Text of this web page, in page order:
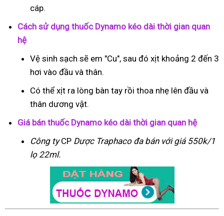
cáp.
Cách sử dụng thuốc Dynamo kéo dài thời gian quan
hệ
Vệ sinh sạch sẽ em "Cu", sau đó xịt khoảng 2 đến 3
hơi vào đầu và thân.
Có thể xịt ra lòng bàn tay rồi thoa nhẹ lên đầu và
thân dương vật.
Giá bán thuốc Dynamo kéo dài thời gian quan hệ
Công tyCP Dược Traphacođa bán với giá 550k/1
lọ 22ml.